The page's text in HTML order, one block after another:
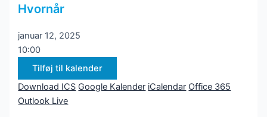
Hvornår
januar 12, 2025
10:00
Tilføj til kalender
Download ICS Google Kalender iCalendar Office 365
Outlook Live